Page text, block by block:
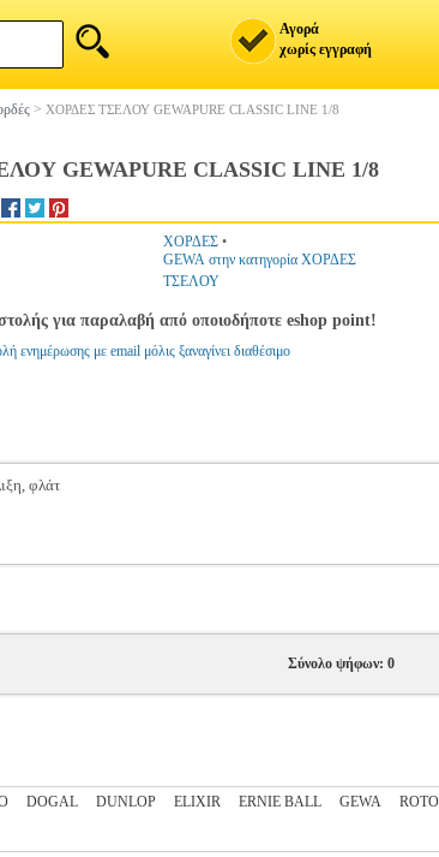
Αγορά
χωρίς εγγραφή
> ΧΟΡΔΕΣ ΤΣΕΛΟΥ GEWAPURE CLASSIC LINE 1/8
GEWAPURE CLASSIC LINE 1/8
ΧΟΡΔΕΣ •
GEWA στην κατηγορία ΧΟΡΔΕΣ
ΤΣΕΛΟΥ
για παραλαβή από οποιοδήποτε eshop point!
ενημέρωσης με email μόλις ξαναγίνει διαθέσιμο
φλάτ
Σύνολο ψήφων: 0
DOGAL DUNLOP ELIXIR ERNIE BALL GEWA